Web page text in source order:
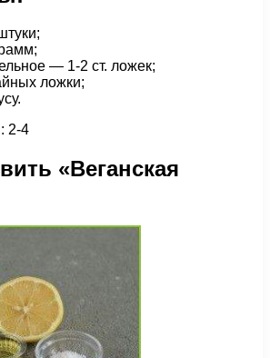
— 1-2 ст. ложек;
ложки;
2-4
«Веганская